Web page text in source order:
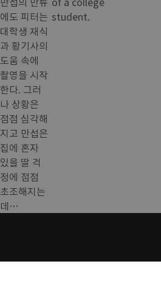
에도 피터는
대학생 재식
과 황기사의
도움 속에
촬영을 시작
한다. 그러
나 상황은
점점 심각해
지고 만섭은
집에 혼자
있을 딸 걱
정에 점점
초조해지는
데…
student.